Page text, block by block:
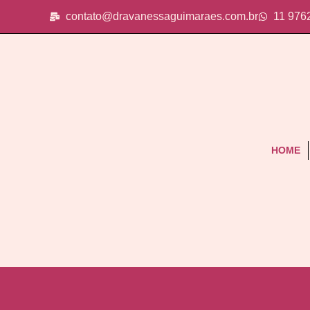
contato@dravanessaguimaraes.com.br 11
HOME